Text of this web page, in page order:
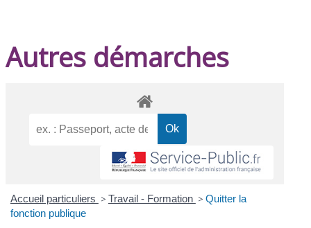
Autres démarches
Accueil particuliers > Travail - Formation > Quitter la
fonction publique